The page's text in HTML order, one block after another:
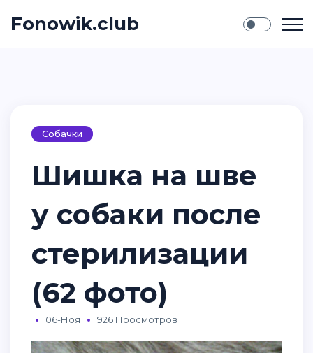
Fonowik.club
Собачки
Шишка на шве
у собаки после
стерилизации
(62 фото)
06-Ноя 926 Просмотров